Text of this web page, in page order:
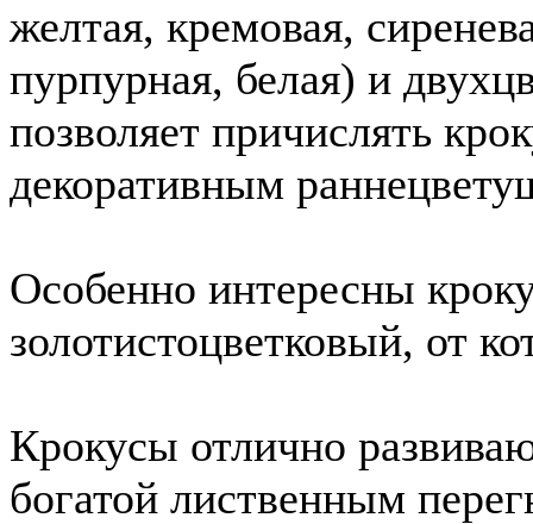
желтая, кремовая,
пурпурная, белая) и
позволяет причислять
декоративным
Особенно интересны
золотистоцветковый, от
Крокусы отлично
богатой лиственным